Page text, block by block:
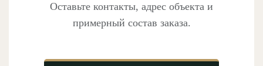
Оставьте контакты, адрес объекта и
примерный состав заказа.